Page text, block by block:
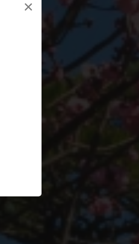
×
อ่อ่า